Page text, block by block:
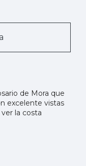
de Mora que
excelente vistas
la costa